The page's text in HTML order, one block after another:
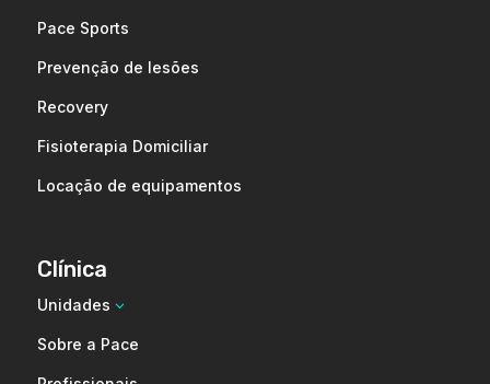
Pace Sports
Prevenção de lesões
Recovery
Fisioterapia Domiciliar
Locação de equipamentos
Clínica
Unidades 3
Sobre a Pace